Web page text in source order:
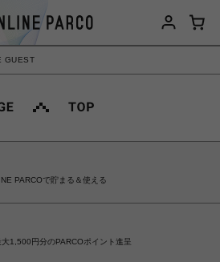
GUEST
PARCOで貯まる＆使える
1,500円分のPARCOポイント進呈